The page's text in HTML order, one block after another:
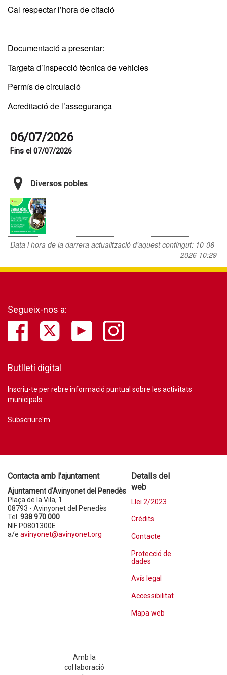
Cal respectar l’hora de citació
Documentació a presentar:
Targeta d’inspecció tècnica de vehicles
Permís de circulació
Acreditació de l’assegurança
06/07/2026
Fins el 07/07/2026
Diversos pobles
Data i hora de la darrera actualització d'aquest contingut: 10-06-
2026 10:29
Segueix-nos a:
Butlletí digital
Inscriu-te per rebre informació puntual sobre les activitats
municipals.
Subscriure'm
Contacta amb l'ajuntament
Ajuntament d'Avinyonet del Penedès
Plaça de la Vila, 1
08793 - Avinyonet del Penedès
Tel. 938 970 000
NIF P0801300E
a/e avinyonet@avinyonet.org
Detalls del
web
Llei 2/2023
Crèdits
Contacte
Protecció de
dades
Avís legal
Accessibilitat
Mapa web
Amb la
col·laboració